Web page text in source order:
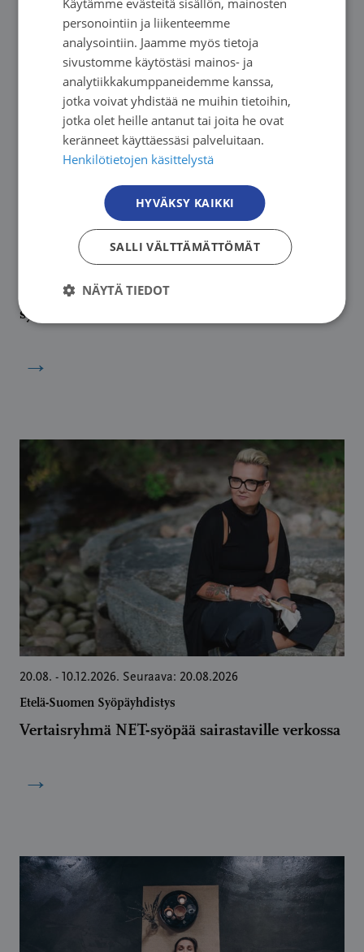
13.08. - 10.12.2026. Seuraava: 13.08.2026
Etelä-Suomen Syöpäyhdistys
Vertaisryhmä pitkäaikaista, parantumatonta
syöpää sairastaville verkossa
→
20.08. - 10.12.2026. Seuraava: 20.08.2026
Etelä-Suomen Syöpäyhdistys
Vertaisryhmä NET-syöpää sairastaville verkossa
→
FINNISH
personointiin ja liikenteemme
analysointiin. Jaamme myös tietoja
sivustomme käytöstäsi mainos- ja
analytiikkakumppaneidemme kanssa,
jotka voivat yhdistää ne muihin tietoihin,
jotka olet heille antanut tai joita he ovat
keränneet käyttäessäsi palveluitaan.
Henkilötietojen käsittelystä
HYVÄKSY KAIKKI
SALLI VÄLTTÄMÄTTÖMÄT
NÄYTÄ TIEDOT